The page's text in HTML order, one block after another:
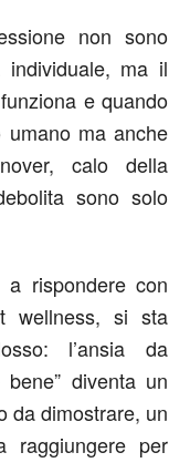
non sono
ma il
e quando
ma anche
calo della
sono solo
a rispondere con
wellness, si sta
l’ansia da
diventa un
da dimostrare, un
raggiungere per